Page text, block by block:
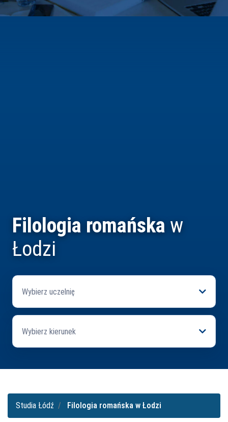
Filologia romańska w
Łodzi
Wybierz uczelnię
Wybierz kierunek
Studia Łódź Filologia romańska w Łodzi